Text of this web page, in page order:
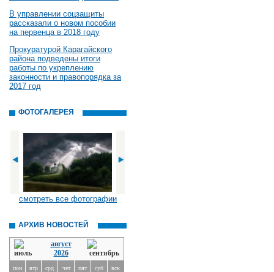
В управлении соцзащиты
рассказали о новом пособии
на первенца в 2018 году
Прокуратурой Карагайского
района подведены итоги
работы по укреплению
законности и правопорядка за
2017 год
ФОТОГАЛЕРЕЯ
смотреть все фотографии
АРХИВ НОВОСТЕЙ
август
2026
пон втр срд чет пят суб вск